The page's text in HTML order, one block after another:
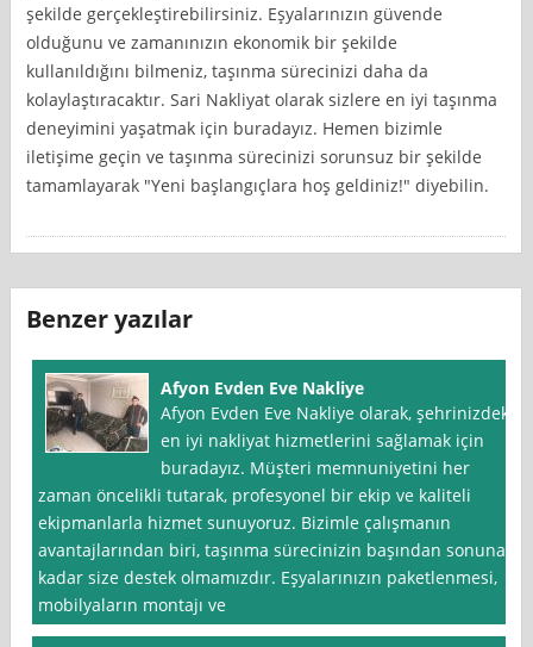
şekilde gerçekleştirebilirsiniz. Eşyalarınızın güvende
olduğunu ve zamanınızın ekonomik bir şekilde
kullanıldığını bilmeniz, taşınma sürecinizi daha da
kolaylaştıracaktır. Sari Nakliyat olarak sizlere en iyi taşınma
deneyimini yaşatmak için buradayız. Hemen bizimle
iletişime geçin ve taşınma sürecinizi sorunsuz bir şekilde
tamamlayarak "Yeni başlangıçlara hoş geldiniz!" diyebilin.
Benzer yazılar
Afyon Evden Eve Nakliye
Afyon Evden Eve Nakliye olarak, şehrinizdeki
en iyi nakliyat hizmetlerini sağlamak için
buradayız. Müşteri memnuniyetini her
zaman öncelikli tutarak, profesyonel bir ekip ve kaliteli
ekipmanlarla hizmet sunuyoruz. Bizimle çalışmanın
avantajlarından biri, taşınma sürecinizin başından sonuna
kadar size destek olmamızdır. Eşyalarınızın paketlenmesi,
mobilyaların montajı ve